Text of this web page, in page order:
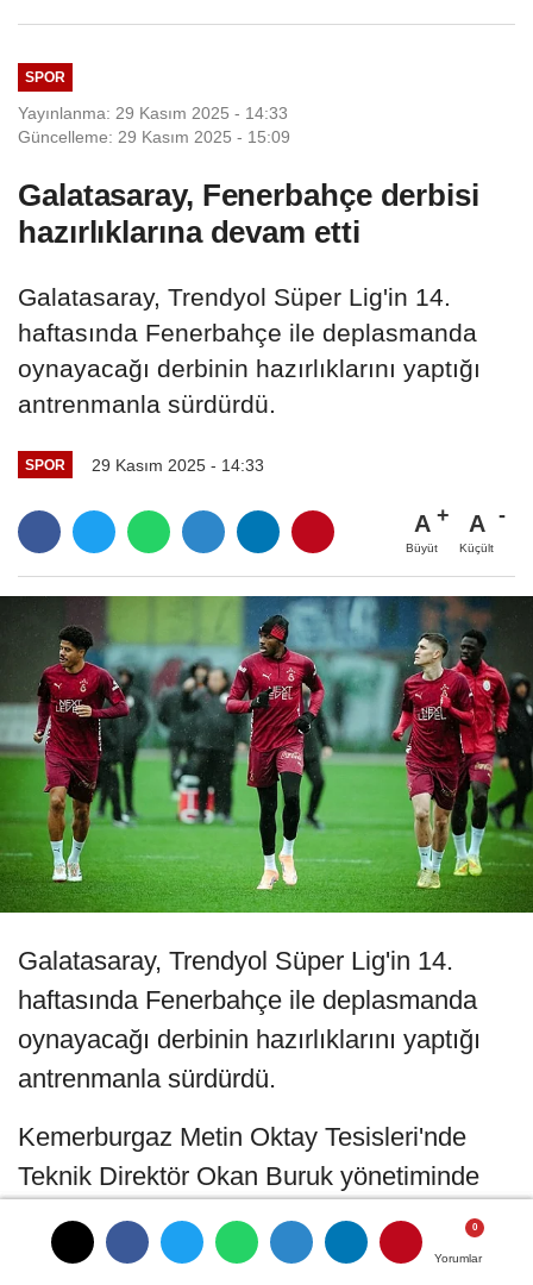
Yorumlar
Yorumlar
SPOR
Yayınlanma: 29 Kasım 2025 - 14:33
Güncelleme: 29 Kasım 2025 - 15:09
Galatasaray, Fenerbahçe derbisi
hazırlıklarına devam etti
Galatasaray, Trendyol Süper Lig'in 14.
haftasında Fenerbahçe ile deplasmanda
oynayacağı derbinin hazırlıklarını yaptığı
antrenmanla sürdürdü.
SPOR 29 Kasım 2025 - 14:33
Yorumlar
A
Büyüt
A
Küçült
Galatasaray, Trendyol Süper Lig'in 14.
haftasında Fenerbahçe ile deplasmanda
oynayacağı derbinin hazırlıklarını yaptığı
antrenmanla sürdürdü.
Kemerburgaz Metin Oktay Tesisleri'nde
Teknik Direktör Okan Buruk yönetiminde
yapılan antrenman dinamik ısınmayla
başladı. Üç grup halinde 8'e 2 pas